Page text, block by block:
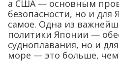
а США — основным
безопасности, но и для
самое. Одна из
политики Японии —
судноплавания, но и
море — это больше,